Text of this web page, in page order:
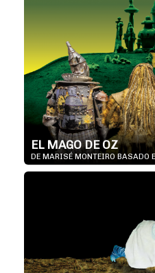
EL MAGO DE OZ
DE MARISÉ MONTEIRO BASADO